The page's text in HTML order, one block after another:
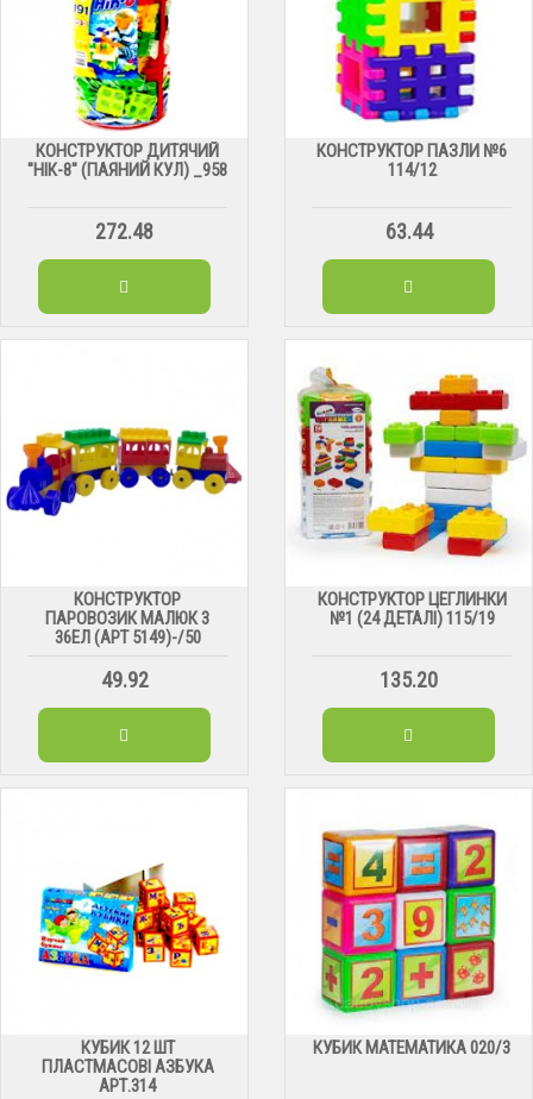
КОНСТРУКТОР ДИТЯЧИЙ
"НІК-8" (ПАЯНИЙ КУЛ) _958
272.48
КОНСТРУКТОР ПАЗЛИ №6
114/12
63.44
КОНСТРУКТОР
ПАРОВОЗИК МАЛЮК 3
36ЕЛ (АРТ 5149)-/50
49.92
КОНСТРУКТОР ЦЕГЛИНКИ
№1 (24 ДЕТАЛІ) 115/19
135.20
КУБИК 12 ШТ
ПЛАСТМАСОВІ АЗБУКА
АРТ.314
КУБИК МАТЕМАТИКА 020/3